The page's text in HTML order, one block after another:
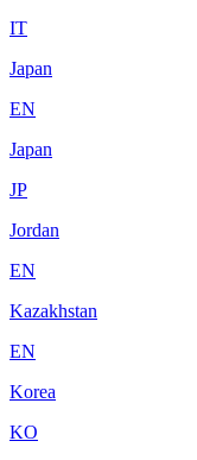
IT
Japan
EN
Japan
JP
Jordan
EN
Kazakhstan
EN
Korea
KO